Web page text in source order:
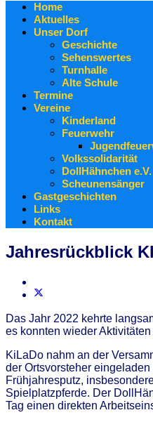
Home
Aktuelles
Unser Dorf
Geschichte
Sehenswertes
Turnhalle
Alte Schule
Termine
Vereine
Kinderland
Feuerwehr
Volkssolidarität
DollHähnchen e.V.
Scheunensänger
Gastgeschichten
Links
Kontakt
Jahresrückblick
Das Jahr 2022 kehrte
es konnten wieder Aktivitäten
KiLaDo nahm an der
der Ortsvorsteher
Frühjahresputz,
Spielplatzpferde. Der
Tag einen direkten